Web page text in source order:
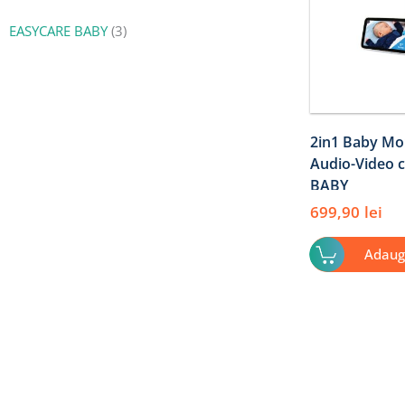
EASYCARE BABY (3)
2in1 Baby
Audio-Video
BABY
699,90 lei